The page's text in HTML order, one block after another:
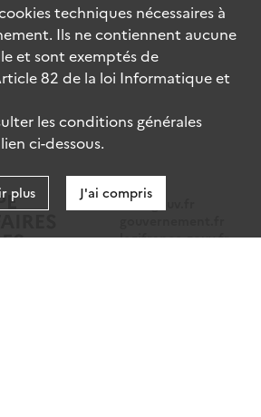
data.gouv.fr
legifrance.gouv.fr
techniques nécessaires à
Ils ne contiennent aucune
et sont exemptés de
82 de la loi Informatique et
les conditions générales
ci-dessous.
plus J'ai compris